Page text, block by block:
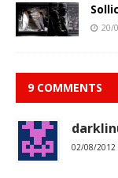
20/
9 COMMENTS
02/08/2012